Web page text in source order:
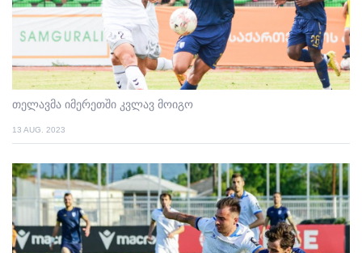
თელავმა იმერეთში კვლავ მოიგო
13 AUG. 2023